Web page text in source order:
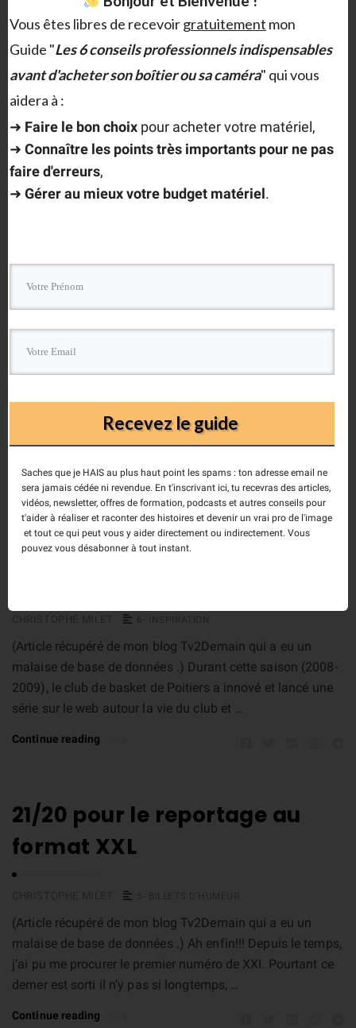
Christophe MILET
Je suis le fondateur du collectif Éléments Déclencheurs spécialisé
“Vis mon match” : une série
(Article récupéré de mon blog Tv2Demain qui a eu un
malaise de base de données .) Durant cette saison (2008-
2009), le club de basket de Poitiers a innové et lancé une
série sur le web autour la vie du club et …
Continue reading
21/20 pour le reportage au
format XXL
(Article récupéré de mon blog Tv2Demain qui a eu un
malaise de base de données .) Ah enfin!!! Depuis le temps,
j’ai pu me procurer le premier numéro de XXI. Pourtant ce
derner est sorti il n’y pas si longtemps, …
Continue reading
Vous êtes libres de recevoirgratuitement mon
Guide "Les 6 conseils professionnels indispensables
avant d'acheter son boîtier ou sa caméra" qui vous
aidera à :
➜ Faire le bon choix pour acheter votre matériel,
➜ Connaître les points très importants pour ne pas
faire d'erreurs,
➜ Gérer au mieux votre budget matériel.
Recevez le guide
Saches que je HAIS au plus haut point les spams : ton adresse email ne
sera jamais cédée ni revendue. En t'inscrivant ici, tu recevras des articles,
vidéos, newsletter, offres de formation, podcasts et autres conseils pour
t'aider à réaliser et raconter des histoires et devenir un vrai pro de l'image
et tout ce qui peut vous y aider directement ou indirectement. Vous
pouvez vous désabonner à tout instant.